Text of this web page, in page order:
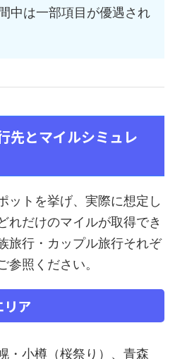
中は一部項目が優遇され
先とマイルシミュレ
ットを挙げ、実際に想定し
れだけのマイルが取得でき
旅行・カップル旅行それぞ
参照ください。
リア
・小樽（桜祭り）、青森